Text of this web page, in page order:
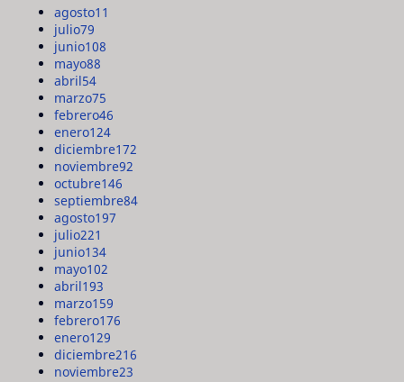
agosto11
julio79
junio108
mayo88
abril54
marzo75
febrero46
enero124
diciembre172
noviembre92
octubre146
septiembre84
agosto197
julio221
junio134
mayo102
abril193
marzo159
febrero176
enero129
diciembre216
noviembre23